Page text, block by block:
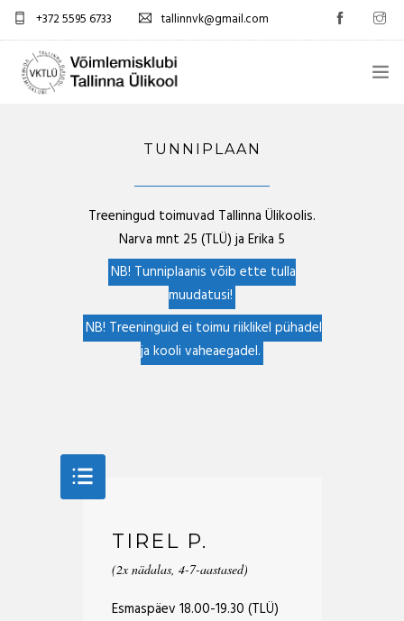
+372 5595 6733 tallinnvk@gmail.com
KONTAKTID
TUNNIPLAAN
Treeningud toimuvad Tallinna Ülikoolis.
Narva mnt 25 (TLÜ) ja Erika 5
NB! Tunniplaanis võib ette tulla
muudatusi!
NB! Treeninguid ei toimu riiklikel pühadel
ja kooli vaheaegadel.
TIREL P.
(2x nädalas, 4-7-aastased)
Esmaspäev 18.00-19.30 (TLÜ)